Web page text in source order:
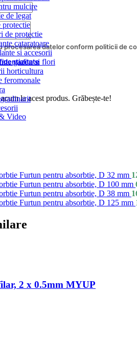
mulcire
de legat
protectie
de protectie
cataratoare
si accesorii
gazon si flori
horticultura
feromonale
procesarea datelor conform politicii de
la acest produs. Grăbește-te!
Video
Furtun pentru absorbtie, D 32 mm
Furtun pentru absorbtie, D 100 mm
Furtun pentru absorbtie, D 38 mm
Furtun pentru absorbtie, D 125 mm
2 x 0.5mm MYUP